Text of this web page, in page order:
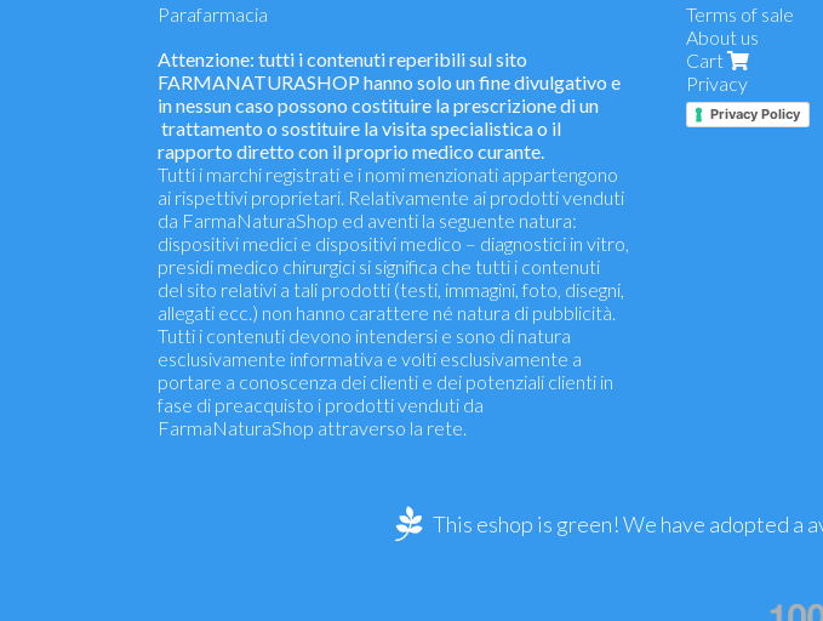
Parafarmacia
Attenzione: tutti i contenuti reperibili sul sito
FARMANATURASHOP hanno solo un fine divulgativo e
in nessun caso possono costituire la prescrizione di un
trattamento o sostituire la visita specialistica o il
rapporto diretto con il proprio medico curante.
Tutti i marchi registrati e i nomi menzionati appartengono
ai rispettivi proprietari. Relativamente ai prodotti venduti
da FarmaNaturaShop ed aventi la seguente natura:
dispositivi medici e dispositivi medico – diagnostici in vitro,
presidi medico chirurgici si significa che tutti i contenuti
del sito relativi a tali prodotti (testi, immagini, foto, disegni,
allegati ecc.) non hanno carattere né natura di pubblicità.
Tutti i contenuti devono intendersi e sono di natura
esclusivamente informativa e volti esclusivamente a
portare a conoscenza dei clienti e dei potenziali clienti in
fase di preacquisto i prodotti venduti da
FarmaNaturaShop attraverso la rete.
Terms of sale
About us
Cart
Privacy
Privacy Policy
This eshop is green! We have adopted a